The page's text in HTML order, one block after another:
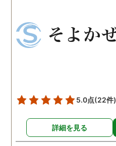
5.0点(22件)
詳細を見る